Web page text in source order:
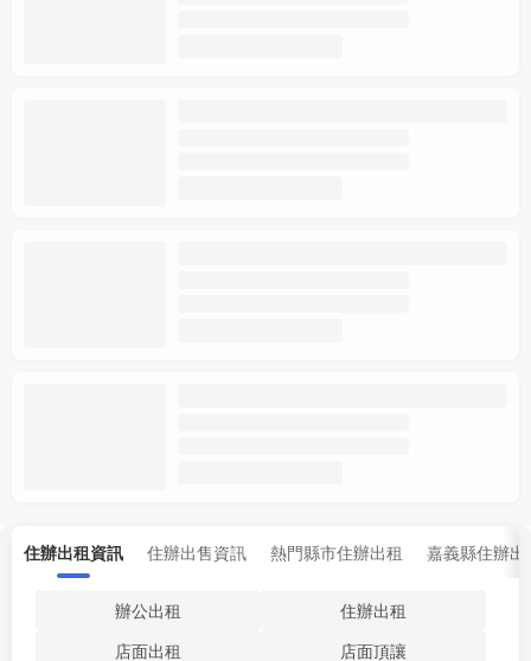
住辦出租資訊 住辦出售資訊 熱門縣市住辦出租 嘉義縣住辦出
辦公出租
住辦出租
店面出租
店面頂讓